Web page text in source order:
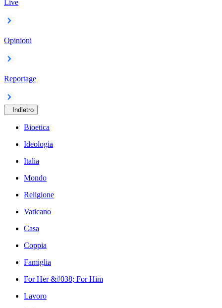
Live
Opinioni
Reportage
Indietro
Bioetica
Ideologia
Italia
Mondo
Religione
Vaticano
Casa
Coppia
Famiglia
For Her &#038; For Him
Lavoro